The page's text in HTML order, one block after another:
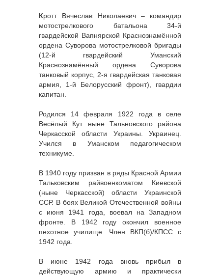
Кротт Вячеслав Николаевич – командир
мотострелкового батальона 34-й
гвардейской Вапнярской Краснознамённой
ордена Суворова мотострелковой бригады
(12-й гвардейский Уманский
Краснознамённый ордена Суворова
танковый корпус, 2-я гвардейская танковая
армия, 1-й Белорусский фронт), гвардии
капитан.
Родился 14 февраля 1922 года в селе
Весёлый Кут ныне Тальновского района
Черкасской области Украины. Украинец.
Учился в Уманском педагогическом
техникуме.
В 1940 году призван в ряды Красной Армии
Тальковским райвоенкоматом Киевской
(ныне Черкасской) области Украинской
ССР. В боях Великой Отечественной войны
с июня 1941 года, воевал на Западном
фронте. В 1942 году окончил военное
пехотное училище. Член ВКП(б)/КПСС с
1942 года.
В июне 1942 года вновь прибыл в
действующую армию и практически